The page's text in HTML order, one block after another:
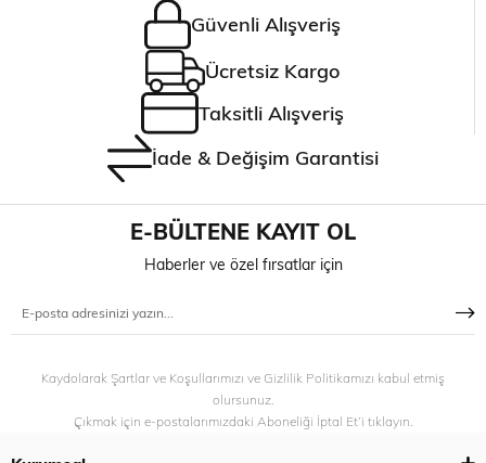
Güvenli Alışveriş
Ücretsiz Kargo
Taksitli Alışveriş
İade & Değişim Garantisi
E-BÜLTENE KAYIT OL
Haberler ve özel fırsatlar için
Kaydolarak Şartlar ve Koşullarımızı ve Gizlilik Politikamızı kabul etmiş
olursunuz.
Çıkmak için e-postalarımızdaki Aboneliği İptal Et’i tıklayın.